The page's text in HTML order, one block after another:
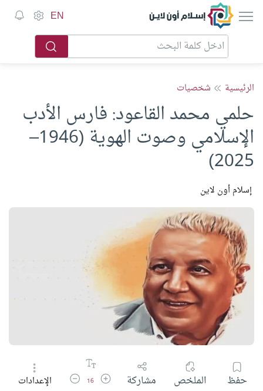
EN
الرئيسية شخصيات
حلمي محمد القاعود: فارس الأدب
الإسلامي وصوت الهوية (1946–
2025)
إسلام أون لاين
حفظ الملخص مشاركة زيادة حجم الخط
16 تقليل حجم الخط
الإعدادات